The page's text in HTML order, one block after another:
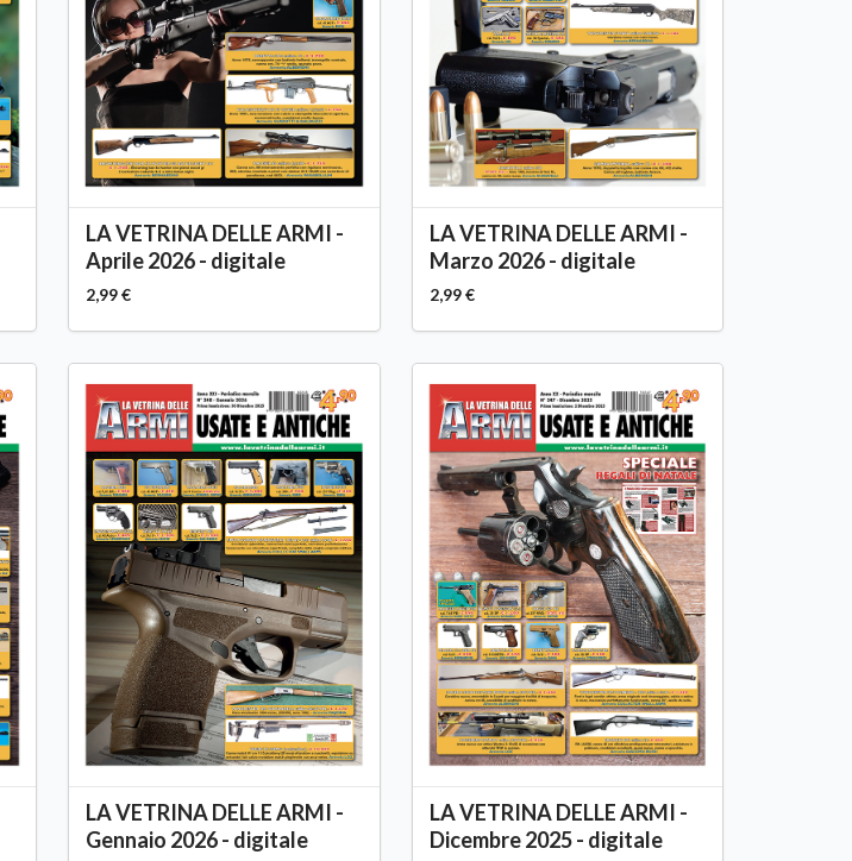
LA VETRINA DELLE ARMI -
Aprile 2026 - digitale
2,99 €
LA VETRINA DELLE ARMI -
Marzo 2026 - digitale
2,99 €
LA VETRINA DELLE ARMI -
Gennaio 2026 - digitale
LA VETRINA DELLE ARMI -
Dicembre 2025 - digitale